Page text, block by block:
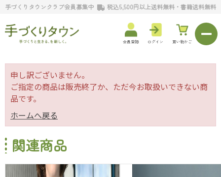
手づくりタウンクラブ会員募集中 税込5,500円以上送料無料・書籍送料無料
会員登録 ログイン 買い物かご
申し訳ございません。
ご指定の商品は販売終了か、ただ今お取扱いできない商
品です。
ホームへ戻る
関連商品